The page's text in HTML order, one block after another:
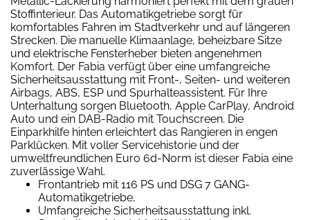
Stoffinterieur. Das Automatikgetriebe sorgt für
komfortables Fahren im Stadtverkehr und auf längeren
Strecken. Die manuelle Klimaanlage, beheizbare Sitze
und elektrische Fensterheber bieten angenehmen
Komfort. Der Fabia verfügt über eine umfangreiche
Sicherheitsausstattung mit Front-, Seiten- und weiteren
Airbags, ABS, ESP und Spurhalteassistent. Für Ihre
Unterhaltung sorgen Bluetooth, Apple CarPlay, Android
Auto und ein DAB-Radio mit Touchscreen. Die
Einparkhilfe hinten erleichtert das Rangieren in engen
Parklücken. Mit voller Servicehistorie und der
umweltfreundlichen Euro 6d-Norm ist dieser Fabia eine
zuverlässige Wahl.
Frontantrieb mit 116 PS und DSG 7 GANG-
Automatikgetriebe,
Umfangreiche Sicherheitsausstattung inkl.